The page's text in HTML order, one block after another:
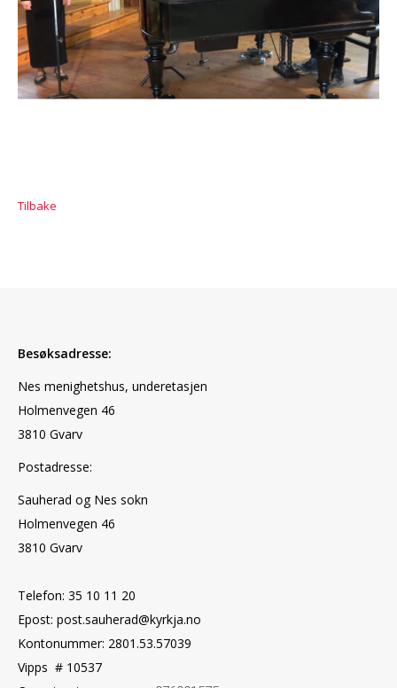
Tilbake
Besøksadresse:
Nes menighetshus, underetasjen
Holmenvegen 46
3810 Gvarv
Postadresse:
Sauherad og Nes sokn
Holmenvegen 46
3810 Gvarv
Telefon: 35 10 11 20
Epost: post.sauherad@kyrkja.no
Kontonummer: 2801.53.57039
Vipps # 10537